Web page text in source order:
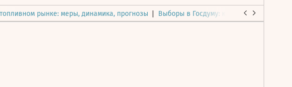
рынке: меры, динамика, прогнозы
Выборы в Госдуму: каким был и будет